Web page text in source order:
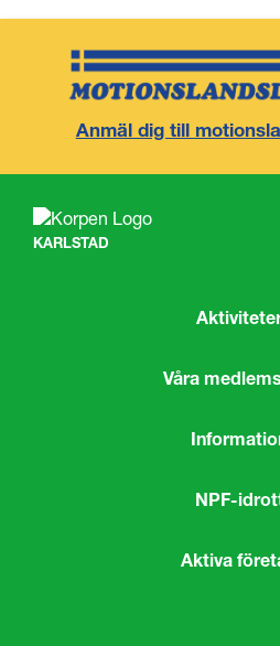
Anmäl dig till
KARLSTAD
Våra
NPF-
Aktiva